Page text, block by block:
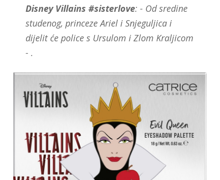
Disney Villains #sisterlove: - Od sredine
studenog, princeze Ariel i Snjeguljica i
dijelit će police s Ursulom i Zlom Kraljicom
- .